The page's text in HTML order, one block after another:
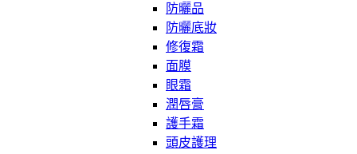
防曬品
防曬底妝
修復霜
面膜
眼霜
潤唇膏
護手霜
頭皮護理